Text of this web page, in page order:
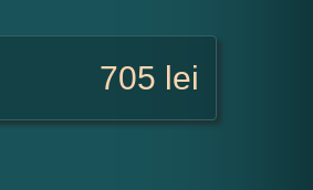
705 lei